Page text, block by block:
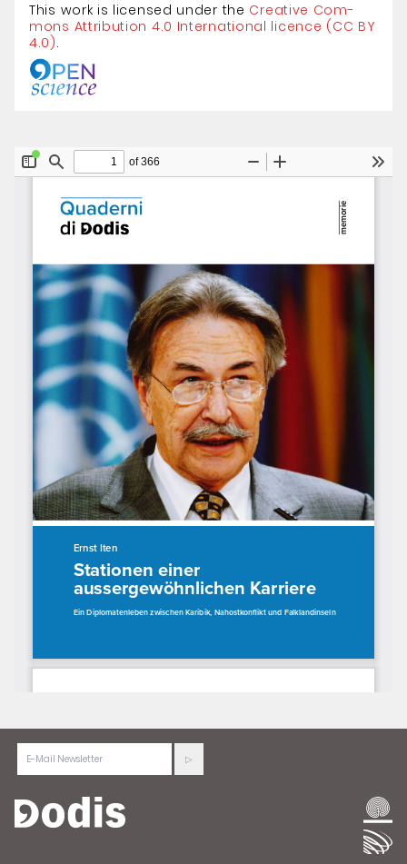
This work is licensed under the Creative Com­
mons Attri­bution 4.0 Inter­national licence (CC BY
4.0).